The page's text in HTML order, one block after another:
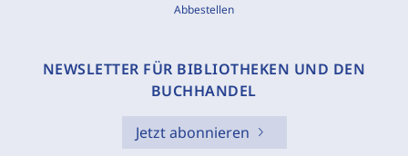
Abbestellen
NEWSLETTER FÜR BIBLIOTHEKEN UND DEN
BUCHHANDEL
Jetzt abonnieren